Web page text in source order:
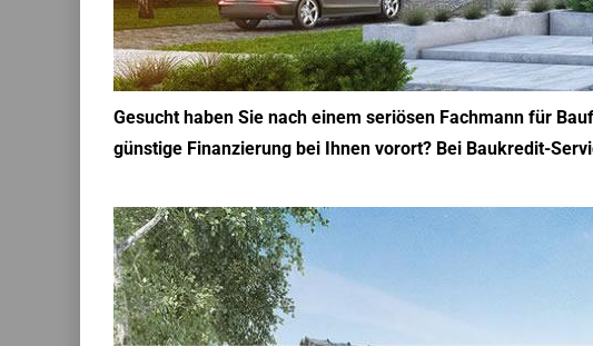
Gesucht haben Sie nach einem seriösen Fachmann für
günstige Finanzierung bei Ihnen vorort? Bei Baukredit-